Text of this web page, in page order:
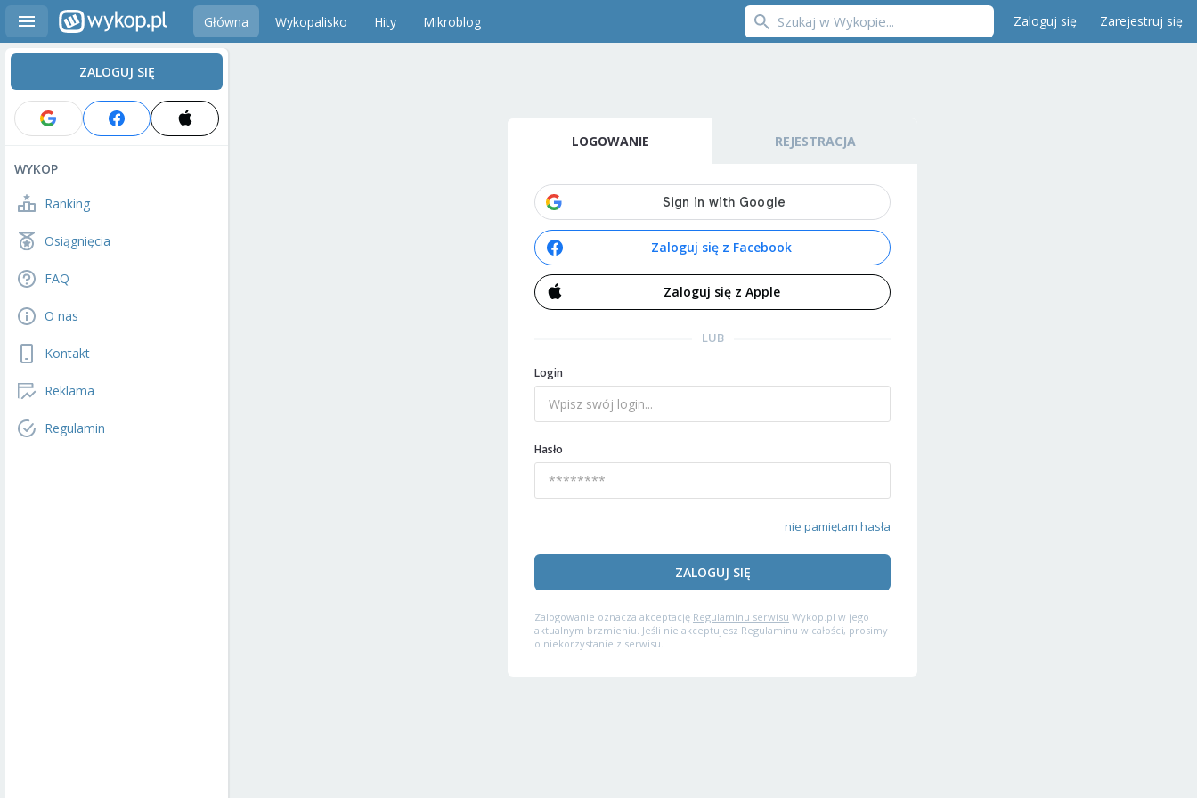
Główna Wykopalisko Hity Mikroblog Zaloguj się Zarejestruj się
ZALOGUJ SIĘ
WYKOP
Ranking
Osiągnięcia
FAQ
O nas
Kontakt
Reklama
Regulamin
LOGOWANIE REJESTRACJA
Zaloguj się z Facebook
Zaloguj się z Apple
LUB
Login
Hasło
nie pamiętam hasła
ZALOGUJ SIĘ
Zalogowanie oznacza akceptację Regulaminu serwisu Wykop.pl w jego
aktualnym brzmieniu. Jeśli nie akceptujesz Regulaminu w całości, prosimy
o niekorzystanie z serwisu.